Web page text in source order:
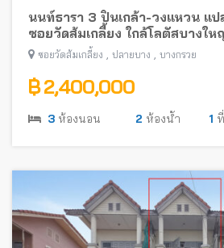
นนท์ธารา 3 ปิ่นเกล้า-วงแหวน แ
ซอยวัดส้มเกลี้ยง ใกล้โลตัสบางให
ซอยวัดส้มเกลี้ยง , ปลายบาง , บางกรวย
฿ 2,400,000
3 ห้องนอน 2 ห้องน้ำ 1